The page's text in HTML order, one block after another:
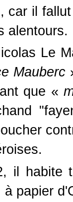
car il
alentours.
Le
Mauberc
que «
il habite
à papier